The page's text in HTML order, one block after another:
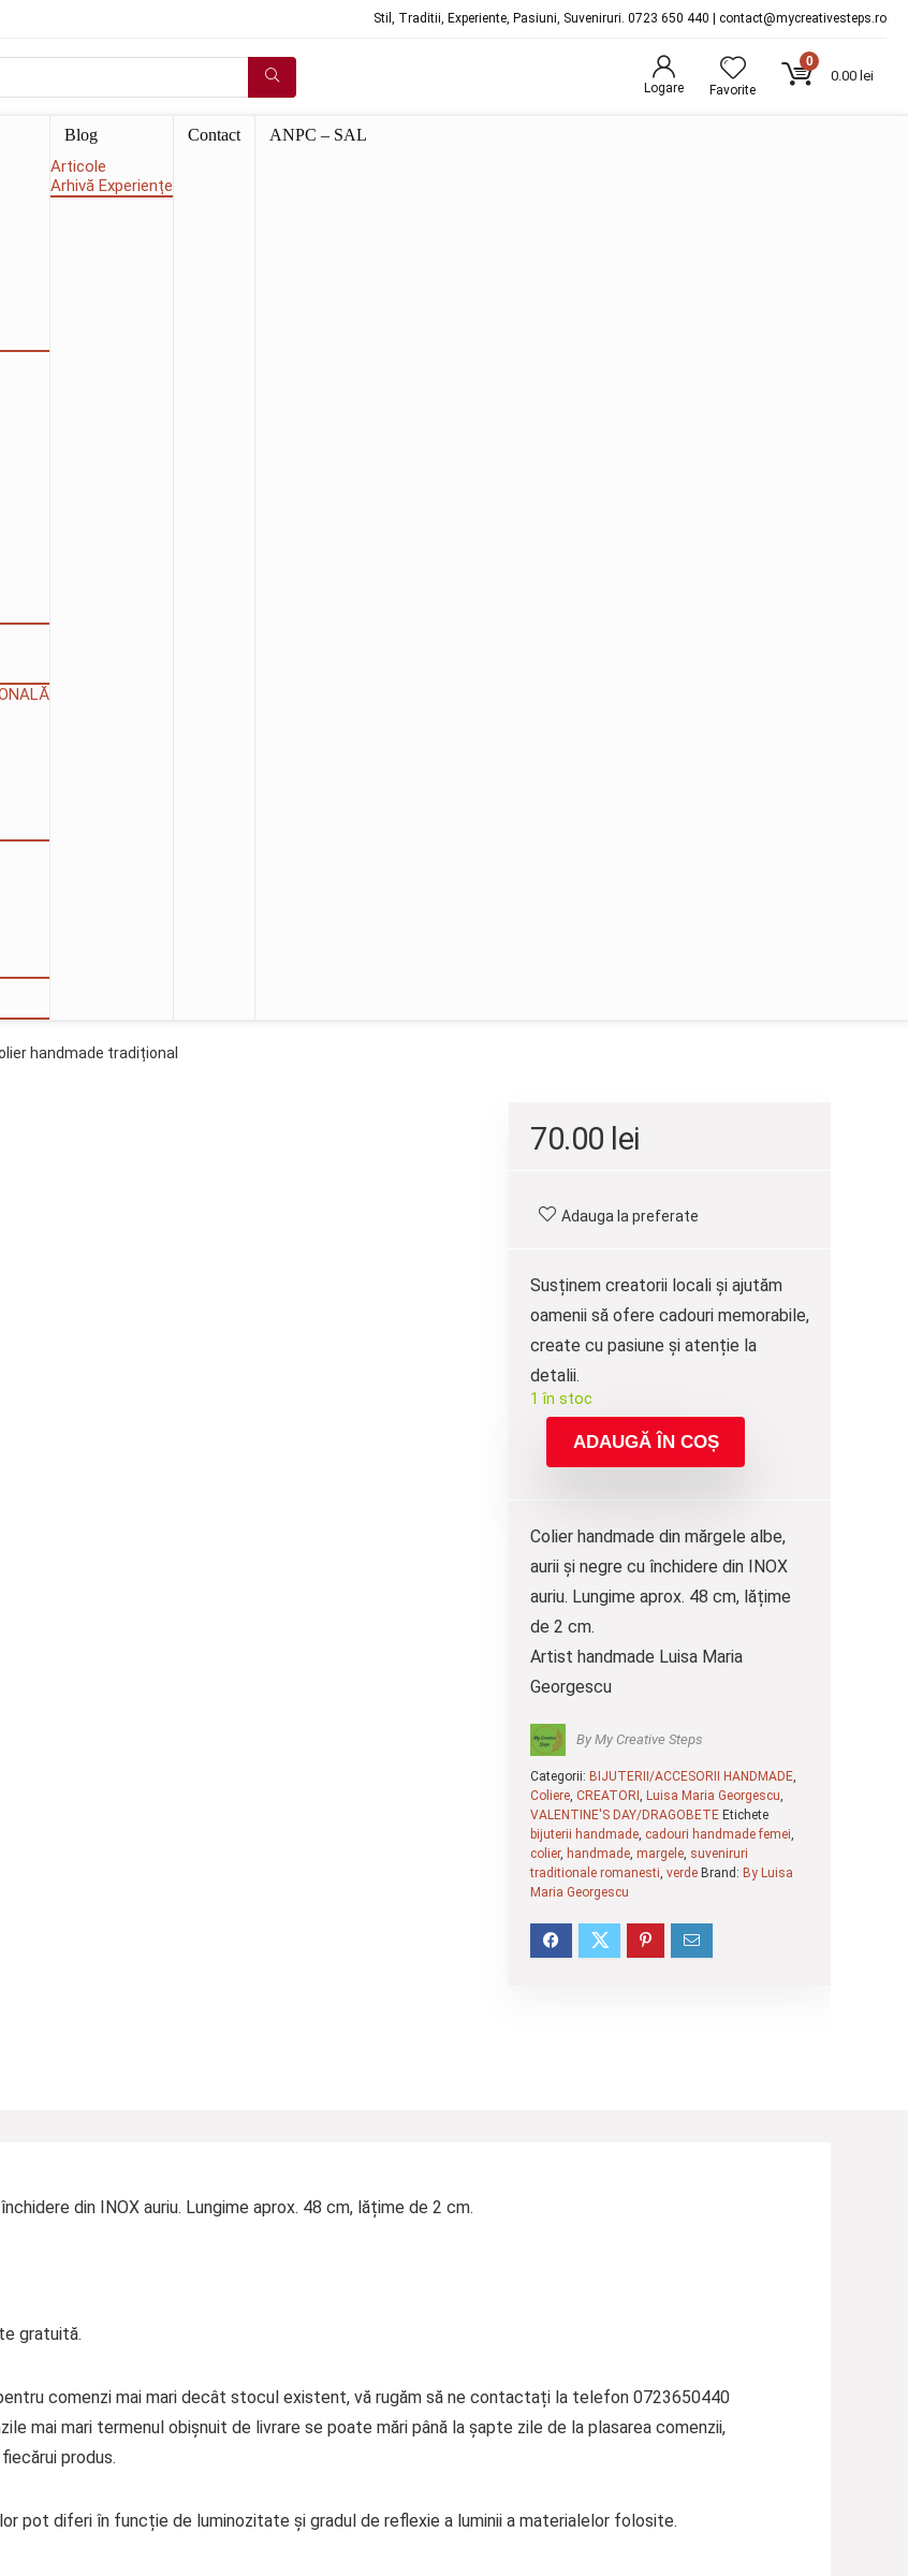
Stil, Traditii, Experiente, Pasiuni, Suveniruri. 0723 650 440 | contact@mycreativesteps.ro
Logare Favorite
0
0.00 lei
Blog
Articole
Arhivă Experiențe
Contact ANPC – SAL
handmade tradițional
70.00 lei
Adauga la preferate
Susținem creatorii locali și ajutăm
oamenii să ofere cadouri memorabile,
create cu pasiune și atenție la
detalii.
1 în stoc
ADAUGĂ ÎN COȘ
Colier handmade din mărgele albe,
aurii și negre cu închidere din INOX
auriu. Lungime aprox. 48 cm, lățime
de 2 cm.
Artist handmade Luisa Maria
Georgescu
By My Creative Steps
Categorii: BIJUTERII/ACCESORII HANDMADE,
Coliere, CREATORI , Luisa Maria Georgescu,
VALENTINE'S DAY/DRAGOBETE Etichete
bijuterii handmade, cadouri handmade femei,
colier, handmade, margele, suveniruri
traditionale romanesti, verde Brand: By Luisa
Maria Georgescu
din INOX auriu. Lungime aprox. 48 cm, lățime de 2 cm.
gratuită.
comenzi mai mari decât stocul existent, vă rugăm să ne contactați la telefon 0723650440
mai mari termenul obișnuit de livrare se poate mări până la șapte zile de la plasarea comenzii,
produs.
pot diferi în funcție de luminozitate și gradul de reflexie a luminii a materialelor folosite.